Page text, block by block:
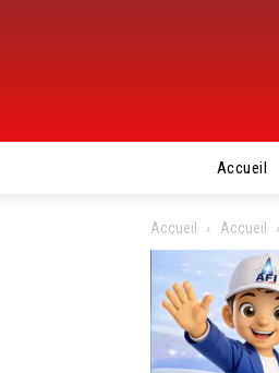
Accueil
Accueil Accueil